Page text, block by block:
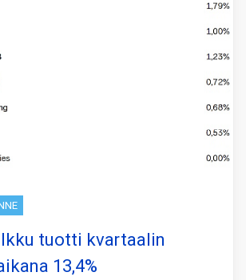
tuotti kvartaalin
13,4%